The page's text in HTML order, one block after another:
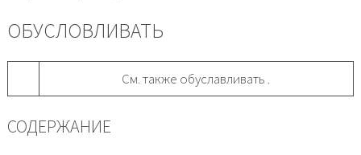
ОБУСЛОВЛИВАТЬ
См. также обуславливать .
СОДЕРЖАНИЕ